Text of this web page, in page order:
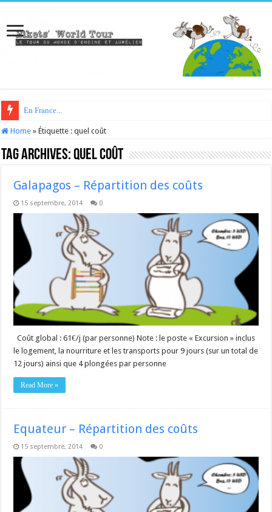
En France...
Home » Étiquette :quel coût
Tag Archives:quel coût
Galapagos – Répartition des coûts
15 septembre, 2014 0
Coût global : 61€/j (par personne) Note : le poste « Excursion » inclus
le logement, la nourriture et les transports pour 9 jours (sur un total de
12 jours) ainsi que 4 plongées par personne
Read More »
Equateur – Répartition des coûts
15 septembre, 2014 0